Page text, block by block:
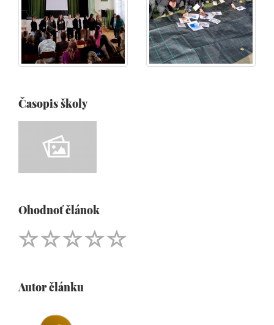
Časopis školy
Ohodnoť článok
Autor článku